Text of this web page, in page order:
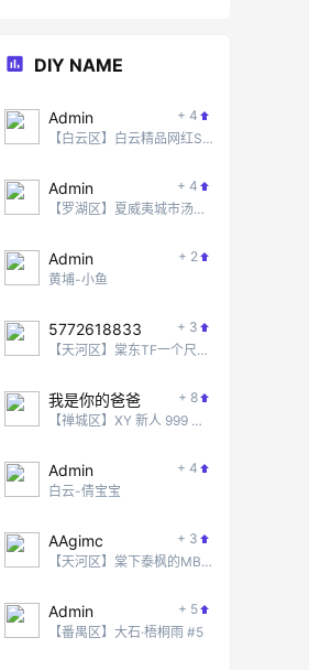
DIY NAME
Admin
+ 4
【白云区】白云精品网红SPA #5
Admin
+ 4
【罗湖区】夏威夷城市汤泉 #2
Admin
+ 2
黄埔-小鱼
5772618833
+ 3
【天河区】棠东TF一个尺度还不错的地方
我是你的爸爸
+ 8
【禅城区】XY 新人 999 无脑冲！
Admin
+ 4
白云-倩宝宝
AAgimc
+ 3
【天河区】棠下泰枫的MB项目
Admin
+ 5
【番禺区】大石·梧桐雨 #5